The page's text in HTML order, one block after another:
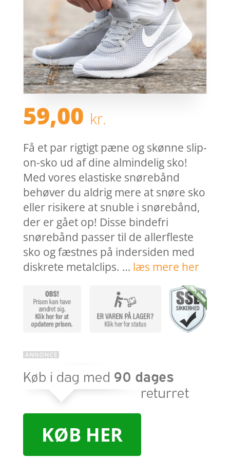
59,00 kr.
Få et par rigtigt pæne og skønne slip-
on-sko ud af dine almindelig sko!
Med vores elastiske snørebånd
behøver du aldrig mere at snøre sko
eller risikere at snuble i snørebånd,
der er gået op! Disse bindefri
snørebånd passer til de allerfleste
sko og fæstnes på indersiden med
diskrete metalclips. … læs mere her
KØB HER